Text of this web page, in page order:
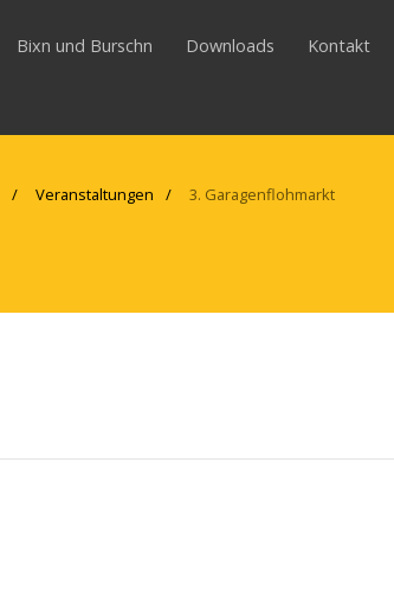
Bixn und Burschn Downloads Kontakt
Veranstaltungen 3. Garagenflohmarkt